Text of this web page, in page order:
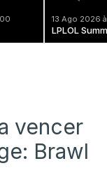
13 Ago 2026
LPLOL
vencer
Brawl